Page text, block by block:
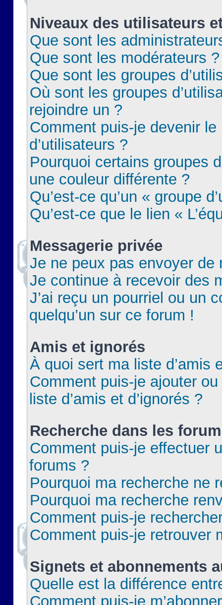
Niveaux des utilisateurs
Que sont les
Que sont les modérateurs ?
Que sont les groupes
Où sont les groupes
rejoindre un ?
Comment puis-je devenir le
d’utilisateurs ?
Pourquoi certains groupes
une couleur différente ?
Qu’est-ce qu’un « groupe
Qu’est-ce que le lien «
Messagerie privée
Je ne peux pas envoyer de
Je continue à recevoir des
J’ai reçu un pourriel ou un
quelqu’un sur ce forum !
Amis et ignorés
À quoi sert ma liste d’amis
Comment puis-je ajouter
liste d’amis et d’ignorés ?
Recherche dans les
Comment puis-je effectuer
forums ?
Pourquoi ma recherche ne
Pourquoi ma recherche
Comment puis-je
Comment puis-je retrouver
Signets et abonnements
Quelle est la différence
Comment puis-je